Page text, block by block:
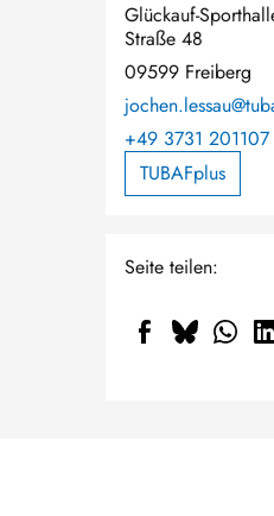
Glückauf-
Straße 48
09599 Freiberg
+49 3731 201107
TUBAFplus
Seite teilen: